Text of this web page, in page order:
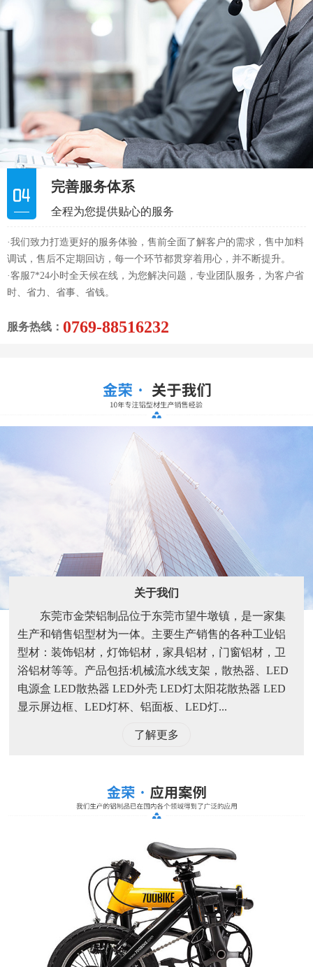
完善服务体系
全程为您提供贴心的服务
·我们致力打造更好的服务体验，售前全面了解客户的需求，售中加料
调试，售后不定期回访，每一个环节都贯穿着用心，并不断提升。
·客服7*24小时全天候在线，为您解决问题，专业团队服务，为客户省
时、省力、省事、省钱。
服务热线： 0769-88516232
关于我们
东莞市金荣铝制品位于东莞市望牛墩镇，是一家集
生产和销售铝型材为一体。主要生产销售的各种工业铝
型材：装饰铝材，灯饰铝材，家具铝材，门窗铝材，卫
浴铝材等等。产品包括:机械流水线支架，散热器、LED
电源盒 LED散热器 LED外壳 LED灯太阳花散热器 LED
显示屏边框、LED灯杯、铝面板、LED灯...
了解更多